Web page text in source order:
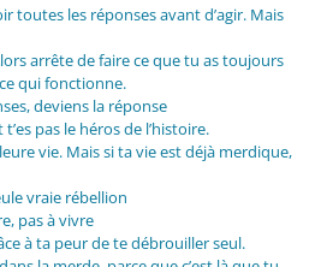
toutes les réponses avant d’agir. Mais
arrête de faire ce que tu as toujours
qui fonctionne.
deviens la réponse
pas le héros de l’histoire.
vie. Mais si ta vie est déjà merdique,
vraie rébellion
pas à vivre
à ta peur de te débrouiller seul.